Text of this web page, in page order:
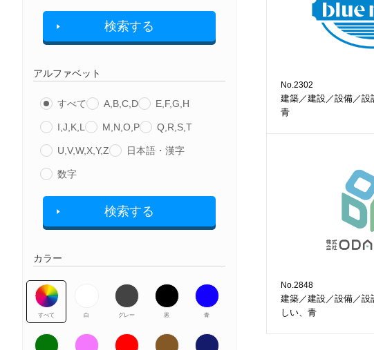
検索する
アルファベット
すべて A,B,C,D E,F,G,H
I,J,K,L M,N,O,P Q,R,S,T
U,V,W,X,Y,Z 日本語・漢字
数字
検索する
カラー
すべて 白 グレー 黒 青
No.2302
建築／建設／設備／設
青
No.2848
建築／建設／設備／
しい、青